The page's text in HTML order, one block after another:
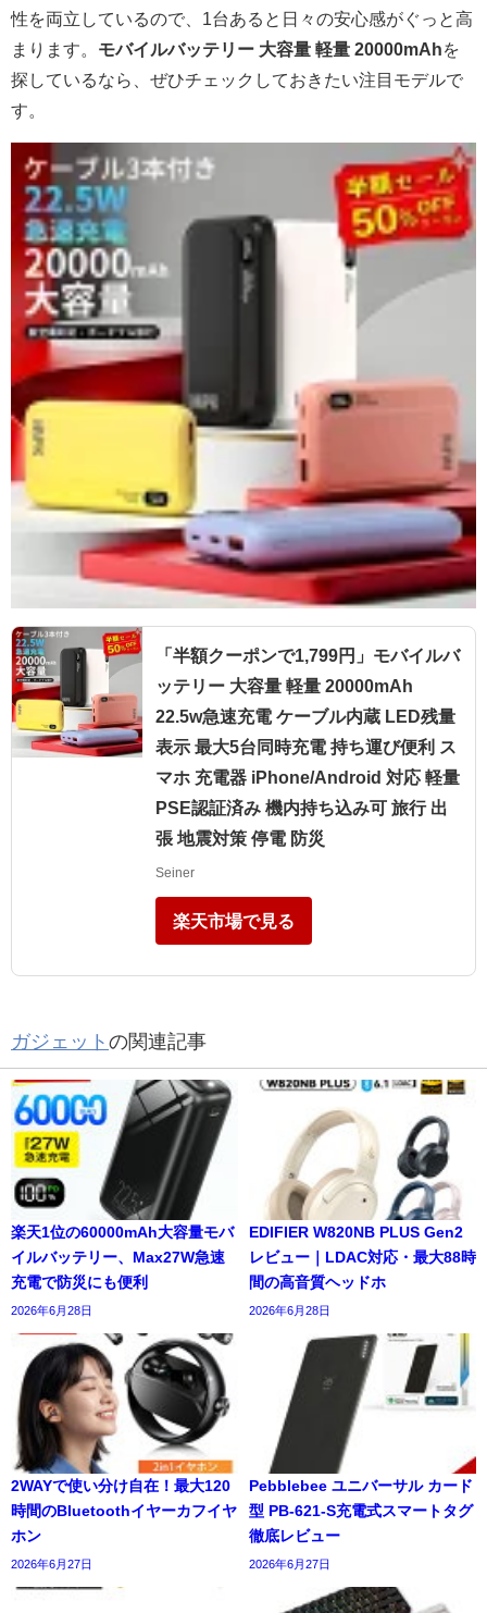
性を両立しているので、1台あると日々の安心感がぐっと高
まります。 モバイルバッテリー 大容量 軽量 20000mAhを
探しているなら、ぜひチェックしておきたい注目モデルで
す。
「半額クーポンで1,799円」モバイルバ
ッテリー 大容量 軽量 20000mAh
22.5w急速充電 ケーブル内蔵 LED残量
表示 最大5台同時充電 持ち運び便利 ス
マホ 充電器 iPhone/Android 対応 軽量
PSE認証済み 機内持ち込み可 旅行 出
張 地震対策 停電 防災
Seiner
楽天市場で見る
ガジェット の関連記事
楽天1位の60000mAh大容量モバ
イルバッテリー、Max27W急速
充電で防災にも便利
2026年6月28日
EDIFIER W820NB PLUS Gen2
レビュー｜LDAC対応・最大88時
間の高音質ヘッドホ
2026年6月28日
2WAYで使い分け自在！最大120
時間のBluetoothイヤーカフイヤ
ホン
2026年6月27日
Pebblebee ユニバーサル カード
型 PB-621-S充電式スマートタグ
徹底レビュー
2026年6月27日